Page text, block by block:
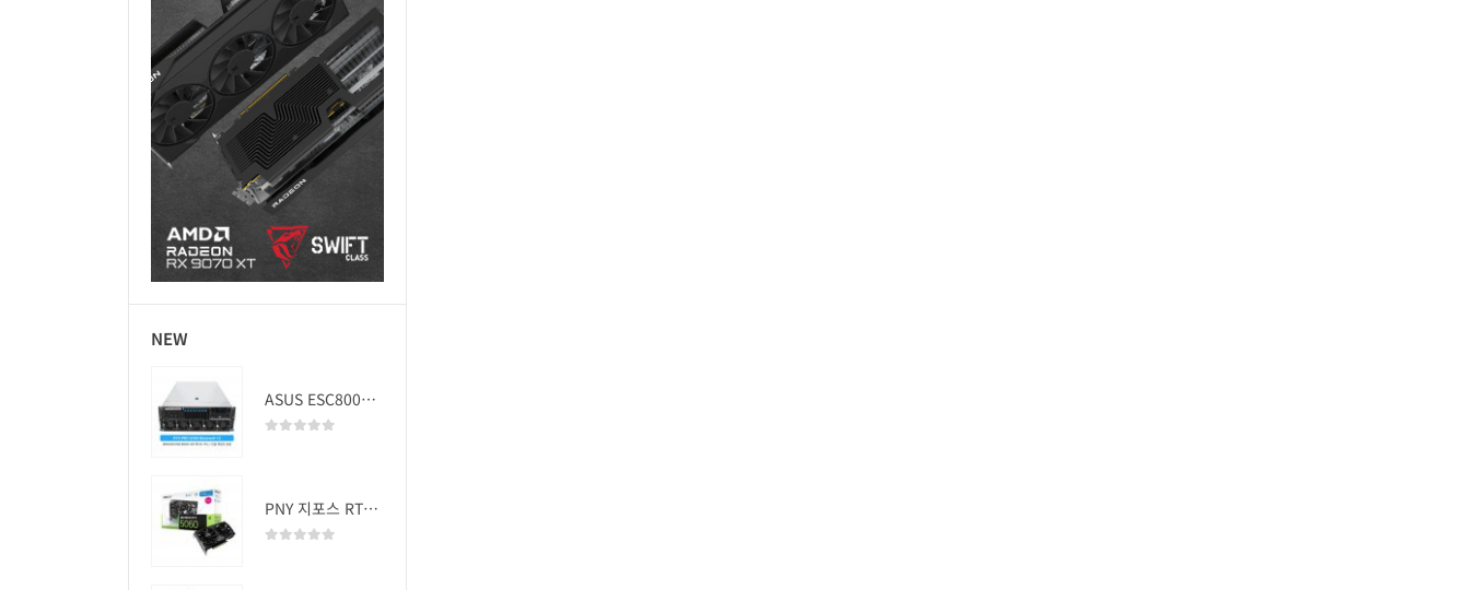
NEW
ASUS ESC8000A-E13 (RTX PRO 5000 Blackwell x2)
PNY 지포스 RTX 5060 OC D7 8GB Dual Fan